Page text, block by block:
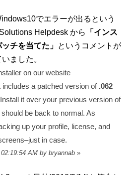
でエラーが出るという
Helpdesk から
「インス
チを当てた」 というコメントが
ました。
on our website
a patched version of .062
it over your previous version of
be back to normal. As
up your profile, license, and
in case.
AM by bryannab »